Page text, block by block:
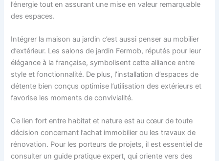
l’énergie tout en assurant une mise en valeur remarquable
des espaces.
Intégrer la maison au jardin c’est aussi penser au mobilier
d’extérieur. Les salons de jardin Fermob, réputés pour leur
élégance à la française, symbolisent cette alliance entre
style et fonctionnalité. De plus, l’installation d’espaces de
détente bien conçus optimise l’utilisation des extérieurs et
favorise les moments de convivialité.
Ce lien fort entre habitat et nature est au cœur de toute
décision concernant l’achat immobilier ou les travaux de
rénovation. Pour les porteurs de projets, il est essentiel de
consulter un guide pratique expert, qui oriente vers des